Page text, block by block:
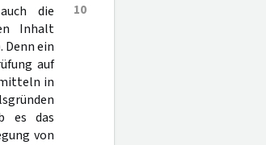
10
die
Inhalt
Denn ein
auf
in
es das
von